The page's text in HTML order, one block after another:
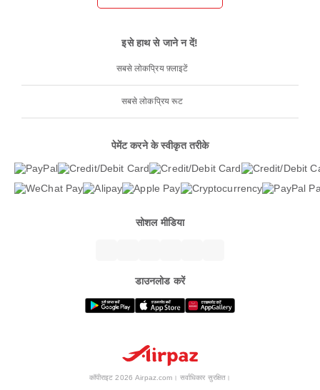
इसे हाथ से जाने न दें!
सबसे लोकप्रिय फ़्लाइटें
सबसे लोकप्रिय रूट
पेमेंट करने के स्वीकृत तरीके
सोशल मीडिया
डाउनलोड करें
कॉपीराइट 2026 Airpaz.com। सर्वाधिकार सुरक्षित।